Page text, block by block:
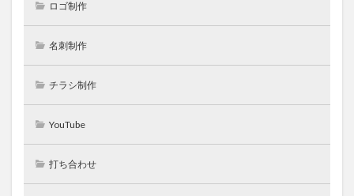
ロゴ制作
名刺制作
チラシ制作
YouTube
打ち合わせ